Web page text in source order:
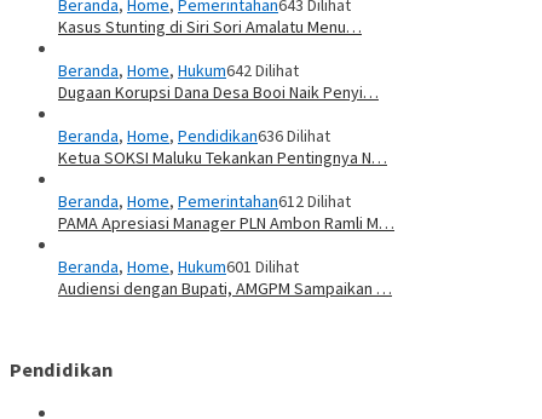
Beranda, Home, Pemerintahan643 Dilihat
Kasus Stunting di Siri Sori Amalatu Menu…
Beranda, Home, Hukum642 Dilihat
Dugaan Korupsi Dana Desa Booi Naik Penyi…
Beranda, Home, Pendidikan636 Dilihat
Ketua SOKSI Maluku Tekankan Pentingnya N…
Beranda, Home, Pemerintahan612 Dilihat
PAMA Apresiasi Manager PLN Ambon Ramli M…
Beranda, Home, Hukum601 Dilihat
Audiensi dengan Bupati, AMGPM Sampaikan …
Pendidikan